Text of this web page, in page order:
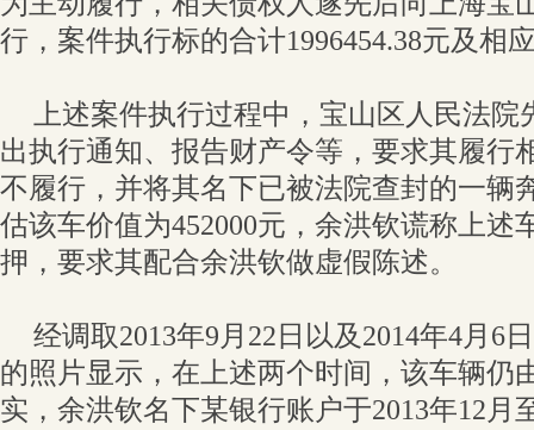
行，案件执行标的合计1996454.38元及相
上述案件执行过程中，宝山区人民法
出执行通知、报告财产令等，要求其履行
不履行，并将其名下已被法院查封的一辆
估该车价值为452000元，余洪钦谎称上述
押，要求其配合余洪钦做虚假陈述。
经调取2013年9月22日以及2014年4月6
的照片显示，在上述两个时间，该车辆仍
实，余洪钦名下某银行账户于2013年12月